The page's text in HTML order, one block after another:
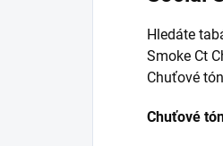
Hledáte
Smoke Ct
Chuťové
Chuťové